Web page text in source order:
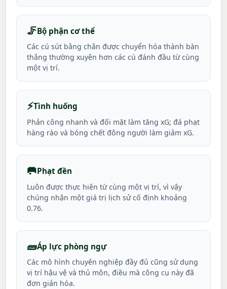
🦵Bộ phận cơ thể
Các cú sút bằng chân được chuyển hóa thành bàn
thắng thường xuyên hơn các cú đánh đầu từ cùng
một vị trí.
⚡Tình huống
Phản công nhanh và đối mặt làm tăng xG; đá phạt
hàng rào và bóng chết đông người làm giảm xG.
🥅Phạt đền
Luôn được thực hiện từ cùng một vị trí, vì vậy
chúng nhận một giá trị lịch sử cố định khoảng
0.76.
🧱Áp lực phòng ngự
Các mô hình chuyên nghiệp đầy đủ cũng sử dụng
vị trí hậu vệ và thủ môn, điều mà công cụ này đã
đơn giản hóa.